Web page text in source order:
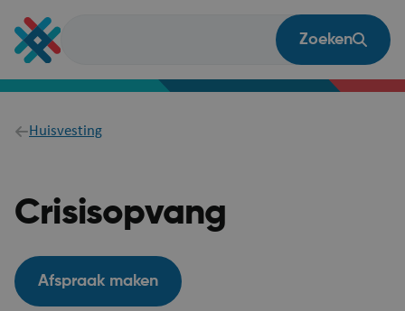
en
naar
inhoud
Zoeken
Breadcrumb
Huisvesting
Crisisopvang
Afspraak maken